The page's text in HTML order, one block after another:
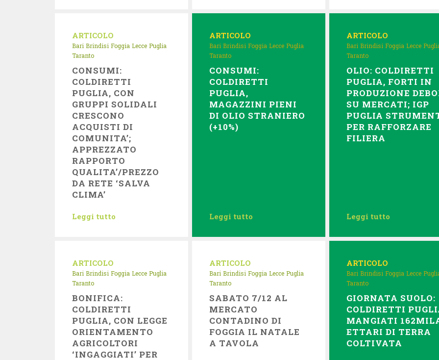
ARTICOLO
Bari Brindisi Foggia Lecce Puglia
Taranto
CONSUMI:
COLDIRETTI
PUGLIA, CON
GRUPPI SOLIDALI
CRESCONO
ACQUISTI DI
COMUNITA’;
APPREZZATO
RAPPORTO
QUALITA’/PREZZO
DA RETE ‘SALVA
CLIMA’
Leggi tutto
ARTICOLO
Bari Brindisi Foggia Lecce Puglia
Taranto
CONSUMI:
COLDIRETTI
PUGLIA,
MAGAZZINI PIENI
DI OLIO STRANIERO
(+10%)
Leggi tutto
ARTICOLO
Bari Brindisi Foggia Lecce
Taranto
OLIO: COLDIRETTI
PUGLIA, FORTI IN
PRODUZIONE
SU MERCATI; IGP
PUGLIA
PER RAFFORZARE
FILIERA
Leggi tutto
ARTICOLO
Bari Brindisi Foggia Lecce Puglia
Taranto
BONIFICA:
COLDIRETTI
PUGLIA, CON LEGGE
ORIENTAMENTO
AGRICOLTORI
‘INGAGGIATI’ PER
ARTICOLO
Bari Brindisi Foggia Lecce Puglia
Taranto
SABATO 7/12 AL
MERCATO
CONTADINO DI
FOGGIA IL NATALE
A TAVOLA
ARTICOLO
Bari Brindisi Foggia Lecce
Taranto
GIORNATA SUOLO:
COLDIRETTI
MANGIATI
ETTARI DI TERRA
COLTIVATA